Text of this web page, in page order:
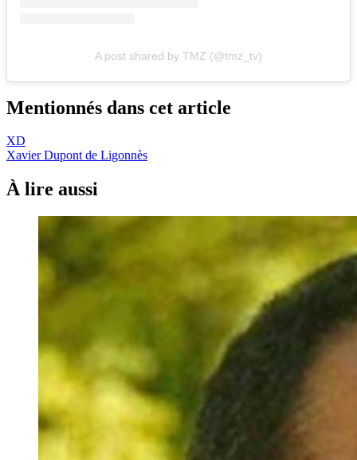
A post shared by TMZ (@tmz_tv)
Mentionnés dans cet article
XD
Xavier Dupont de Ligonnès
À lire aussi